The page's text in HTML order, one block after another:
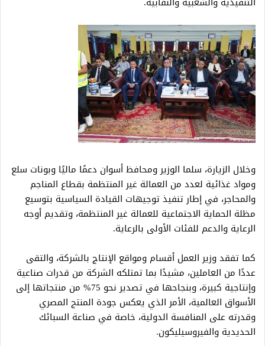
وخلال الزيارة، سلما الوزير ومحافظ أسوان دعمًا ماليًا وبونات سلع
ومواد غذائية لعدد من العمالة غير المنتظمة بقطاع المناجم
والمحاجر، في إطار تنفيذ توجيهات القيادة السياسية بتوسيع
مظلة الحماية الاجتماعية للعمالة غير المنتظمة، وتقديم أوجه
الرعاية والدعم للفئات الأولى بالرعاية.
كما تفقد وزير العمل أقسام ومواقع الإنتاج بالشركة، والتقى
عددًا من العاملين، مشيدًا بما تمتلكه الشركة من قدرات صناعية
وإنتاجية كبيرة، وبنجاحها في تصدير نحو 75% من منتجاتها إلى
الأسواق العالمية، الأمر الذي يعكس جودة المنتج المصري
وقدرته على المنافسة الدولية، خاصة في صناعة السبائك
الحديدية والفيروسيليكون.